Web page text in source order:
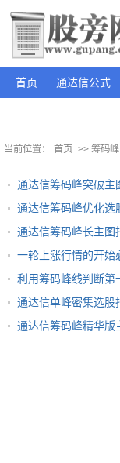
首页 通达信公式
当前位置： 首页 >> 筹码峰
通达信筹码峰突破主
通达信筹码峰优化选
通达信筹码峰长主图
一轮上涨行情的开始
利用筹码峰线判断第
通达信单峰密集选股
通达信筹码峰精华版